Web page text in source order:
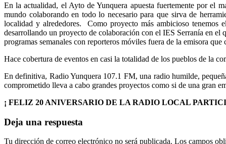
En la actualidad, el Ayto de Yunquera apuesta fuertemente por el
mundo colaborando en todo lo necesario para que sirva de
localidad y alrededores. Como proyecto más ambicioso
desarrollando un proyecto de colaboración con el IES Serranía en
programas semanales con reporteros móviles fuera de la emisora
Hace cobertura de eventos en casi la totalidad de los pueblos de la
En definitiva, Radio Yunquera 107.1 FM, una radio humilde,
comprometido lleva a cabo grandes proyectos como si de una gran
¡ FELIZ 20 ANIVERSARIO DE LA RADIO LOCAL
Deja una respuesta
Tu dirección de correo electrónico no será publicada. Los campos